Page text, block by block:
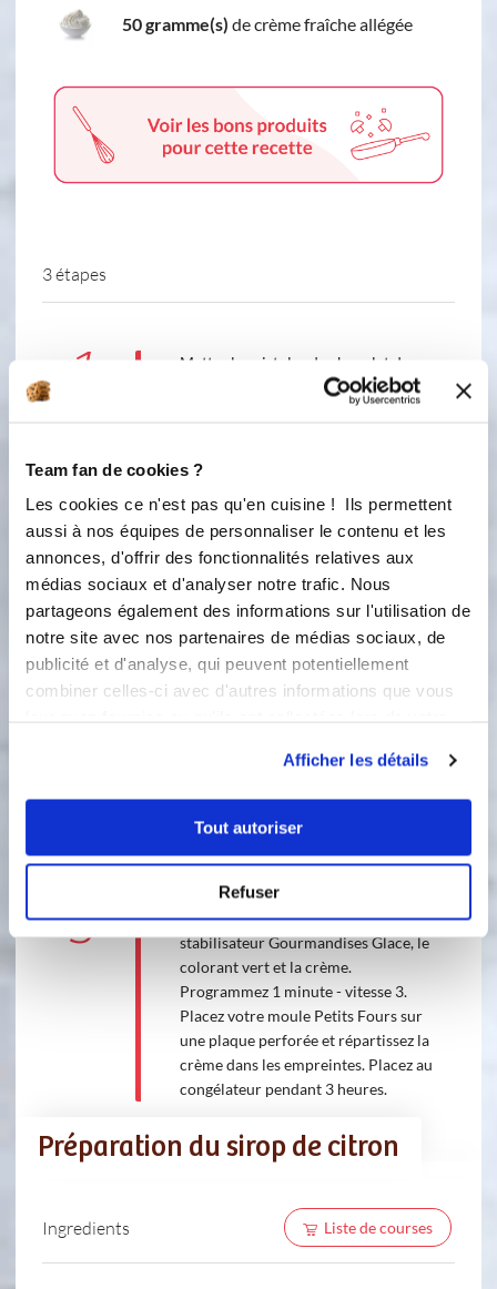
Team fan de cookies ?
Les cookies ce n'est pas qu'en cuisine ! Ils permettent
aussi à nos équipes de personnaliser le contenu et les
annonces, d'offrir des fonctionnalités relatives aux
médias sociaux et d'analyser notre trafic. Nous
partageons également des informations sur l'utilisation de
notre site avec nos partenaires de médias sociaux, de
publicité et d'analyse, qui peuvent potentiellement
combiner celles-ci avec d'autres informations que vous
Afficher les détails
Tout autoriser
Refuser
50 gramme(s) de crème fraîche allégée
3 étapes
1
Mettez les pistoles de chocolat dans
le bol. Placez le panier inox dessus et
programmez 5 secondes - vitesse 10
fin de la recette. Faites infuser 30
pendant 10 minutes.
Accessoire(s) :
5s 10
2
Filtrez dans le bol du i-Cook’in et
minutes - 80°C - vitesse 3.
4min
3
3
Filtrez puis ajoutez le sachet de
stabilisateur Gourmandises Glace, le
colorant vert et la crème.
Programmez 1 minute - vitesse 3.
Placez votre moule Petits Fours sur
une plaque perforée et répartissez la
crème dans les empreintes. Placez au
congélateur pendant 3 heures.
Préparation du sirop de citron
Ingredients Liste de courses